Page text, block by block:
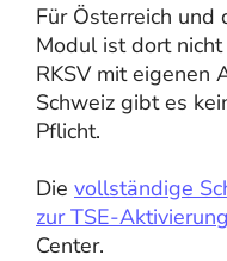
Für Österreich und
Modul ist dort
RKSV mit eigenen
Schweiz gibt es
Pflicht.
Die vollständige
zur TSE-Aktivierung
Center.